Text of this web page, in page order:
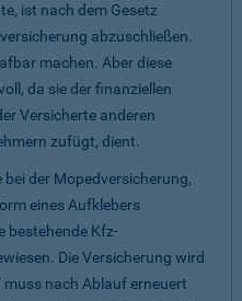
ist nach dem Gesetz
abzuschließen.
machen. Aber diese
da sie der finanziellen
Versicherte anderen
zufügt, dient.
der Mopedversicherung,
eines Aufklebers
bestehende Kfz-
Die Versicherung wird
nach Ablauf erneuert